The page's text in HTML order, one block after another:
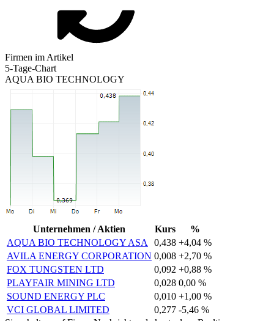
Firmen im Artikel
5-Tage-Chart
AQUA BIO TECHNOLOGY
Unternehmen / Aktien Kurs
%
AQUA BIO TECHNOLOGY ASA
0,438 +4,04 %
AVILA ENERGY CORPORATION 0,008 +2,70 %
FOX TUNGSTEN LTD
0,092 +0,88 %
PLAYFAIR MINING LTD
0,028 0,00 %
SOUND ENERGY PLC
0,010 +1,00 %
VCI GLOBAL LIMITED
0,277 -5,46 %